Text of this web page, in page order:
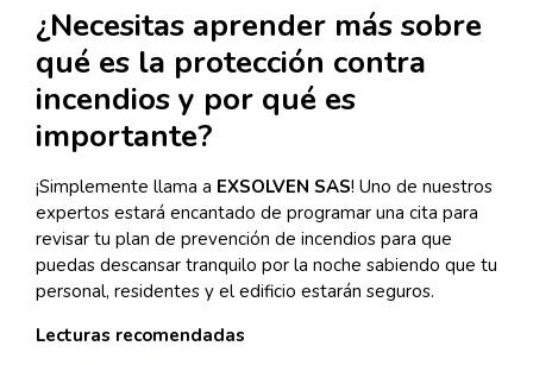
¿Necesitas aprender más sobre
qué es la protección contra
incendios y por qué es
importante?
¡Simplemente llama a EXSOLVEN SAS! Uno de nuestros
expertos estará encantado de programar una cita para
revisar tu plan de prevención de incendios para que
puedas descansar tranquilo por la noche sabiendo que tu
personal, residentes y el edificio estarán seguros.
Lecturas recomendadas